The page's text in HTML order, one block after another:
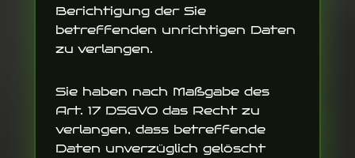
Berichtigung der Sie
betreffenden unrichtigen Daten
zu verlangen.
Sie haben nach Maßgabe des
Art. 17 DSGVO das Recht zu
verlangen, dass betreffende
Daten unverzüglich gelöscht